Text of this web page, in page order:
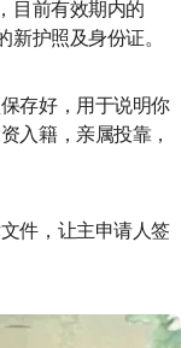
目前有效期内的
新护照及身份证。
存好，用于说明你
入籍，亲属投靠，
件，让主申请人签